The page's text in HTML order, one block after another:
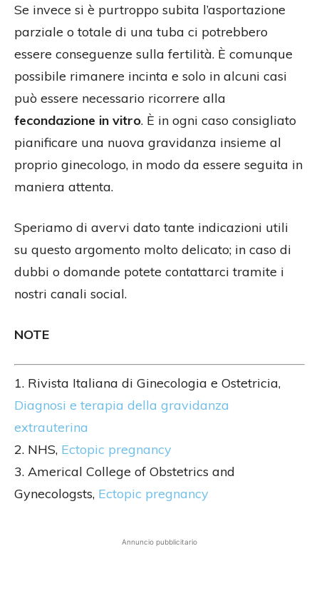
Se invece si è purtroppo subita l’asportazione
parziale o totale di una tuba ci potrebbero
essere conseguenze sulla fertilità. È comunque
possibile rimanere incinta e solo in alcuni casi
può essere necessario ricorrere alla
fecondazione in vitro. È in ogni caso consigliato
pianificare una nuova gravidanza insieme al
proprio ginecologo, in modo da essere seguita in
maniera attenta.
Speriamo di avervi dato tante indicazioni utili
su questo argomento molto delicato; in caso di
dubbi o domande potete contattarci tramite i
nostri canali social.
NOTE
1. Rivista Italiana di Ginecologia e Ostetricia,
Diagnosi e terapia della gravidanza
extrauterina
2. NHS, Ectopic pregnancy
3. Americal College of Obstetrics and
Gynecologsts, Ectopic pregnancy
Annuncio pubblicitario